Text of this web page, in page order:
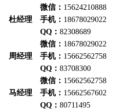
微信： 15624210888
杜经理 手机： 18678029022
QQ： 82308689
微信： 18678029022
周经理 手机： 15662562758
QQ： 83708300
微信： 15662562758
马经理 手机： 15662567602
QQ： 80711495